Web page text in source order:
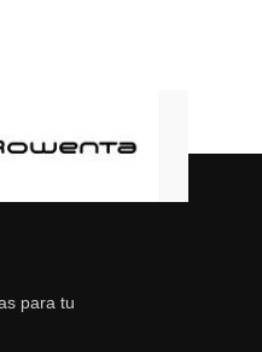
para tu